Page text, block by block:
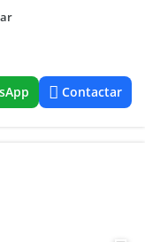
Contactar